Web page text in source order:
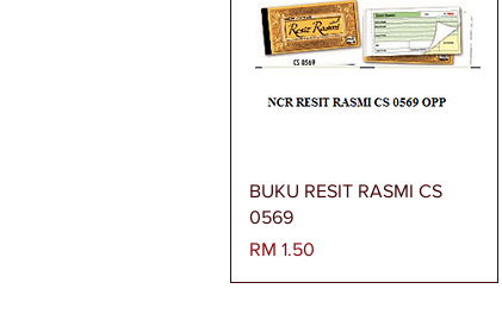
Paparan Segera
BUKU RESIT RASMI CS
0569
Harga
RM 1.50